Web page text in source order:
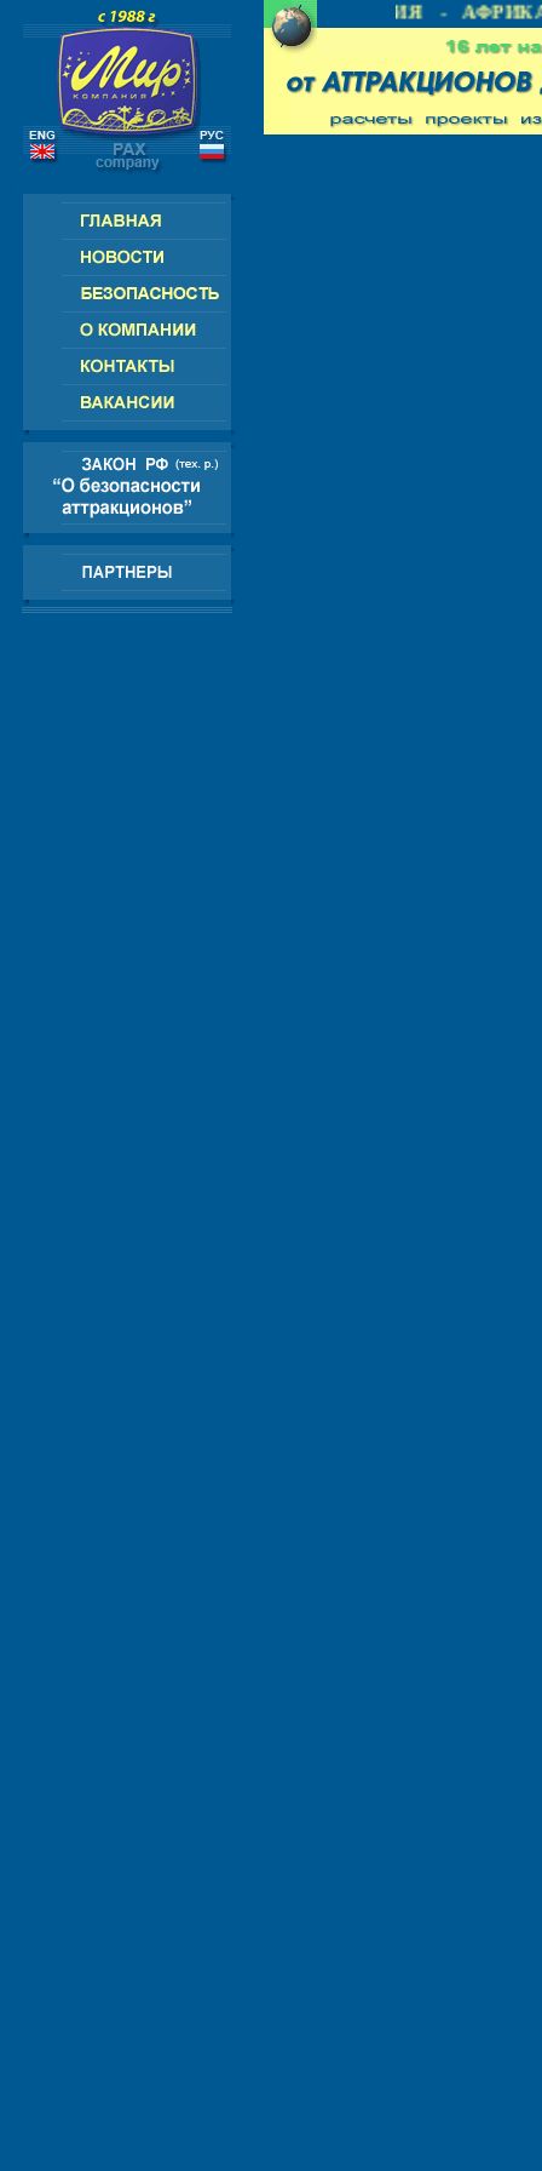
- ЕВРОПА - АМЕРИКА - АЗИЯ - АФРИКА